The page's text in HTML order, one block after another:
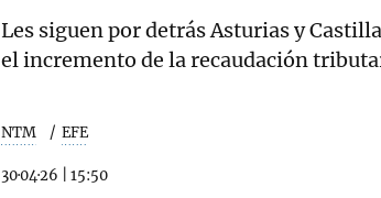
Les siguen por detrás Asturias y
el incremento de la recaudación
NTM EFE
30·04·26 15:50